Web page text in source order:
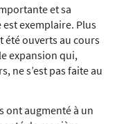
et sa
exemplaire. Plus
été ouverts au cours
expansion qui,
ne s’est pas faite au
ont augmenté à un